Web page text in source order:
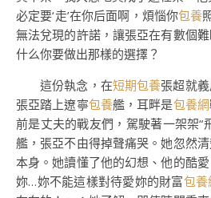
必定要‘走’在你后面啊，煩惱你包養
無法兌現的許諾，讓張亞在有數個
什么你要做出那樣的選擇？
這份執念，在短期包養張超就
張亞踏上遼寧包養艦，耳畔是包養網
前是丈夫的戰友們，駕駛著一架架“
艦，張亞不由得掉聲痛哭。她忽然
本身。她讀懂了他的幻想、他的酷
妳…妳不能這樣對待愛妳的財富包